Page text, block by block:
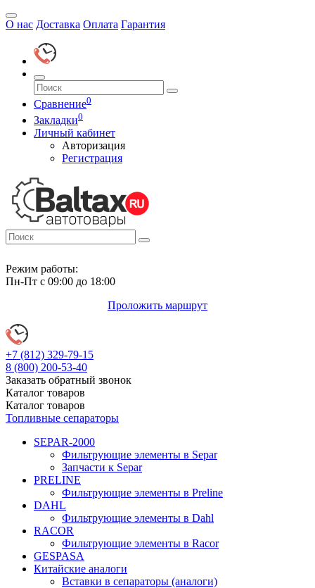
О нас Доставка Оплата Гарантия
Сравнение0
Закладки0
Личный кабинет
Авторизация
Регистрация
Режим работы:
Пн-Пт с 09:00 до 18:00
Проложить маршрут
+7 (812) 329-79-15
8 (800) 200-53-40
Заказать обратный звонок
Каталог товаров
Каталог товаров
Топливные сепараторы
SEPAR-2000
Фильтрующие элементы в Separ
Запчасти к Separ
PRELINE
Фильтрующие элементы в Preline
DAHL
Фильтрующие элементы в Dahl
RACOR
Фильтрующие элементы в Racor
GESPASA
Китайские аналоги
Вставки в сепараторы (аналоги)